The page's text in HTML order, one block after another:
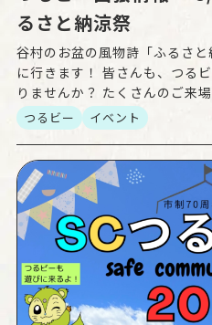
るさと納涼祭
谷村のお盆の風物詩「ふるさ
に行きます！ 皆さんも、つる
りませんか？ たくさんのご来
ントの詳細情報 「第36回ふる
つるビー イベント